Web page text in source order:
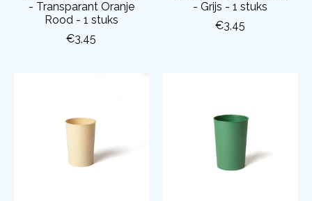
- Transparant Oranje
Rood - 1 stuks
€3,45
- Grijs - 1 stuks
€3,45